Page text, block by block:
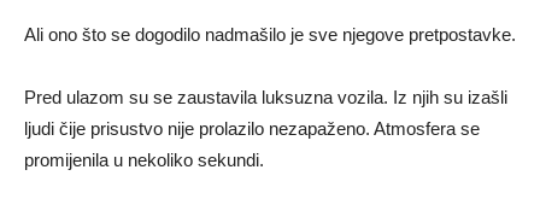
Ali ono što se dogodilo nadmašilo je sve njegove pretpostavke.
Pred ulazom su se zaustavila luksuzna vozila. Iz njih su izašli
ljudi čije prisustvo nije prolazilo nezapaženo. Atmosfera se
promijenila u nekoliko sekundi.